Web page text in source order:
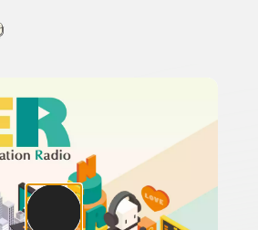
節目名稱、主持人或關鍵字